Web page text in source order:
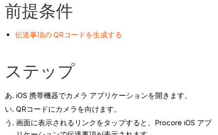
前提条件
伝達事項の QRコードを生成する
ステップ
iOS 携帯機器でカメラ アプリケーションを開きます。
QRコードにカメラを向けます。
画面に表示されるリンクをタップすると、Procore iOS アプ